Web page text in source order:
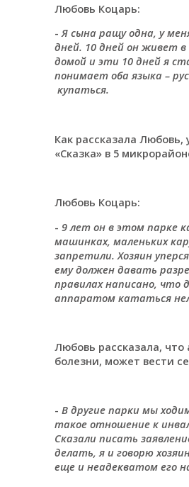
Любовь Коцарь:
-Я сына ращу одна, у
дней. 10 дней он живет в
домой и эти 10 дней я
понимает оба языка –
купаться.
Как рассказала
«Сказка» в 5
Любовь Коцарь:
- 9 лет он в этом парке
машинках, маленьких
запретили. Хозяин
ему должен давать
правилах написано, что
аппаратом кататься
Любовь рассказала, что
болезни, может вести
- В другие парки мы
такое отношение к
Сказали писать
делать, я и говорю
еще и неадекватом его